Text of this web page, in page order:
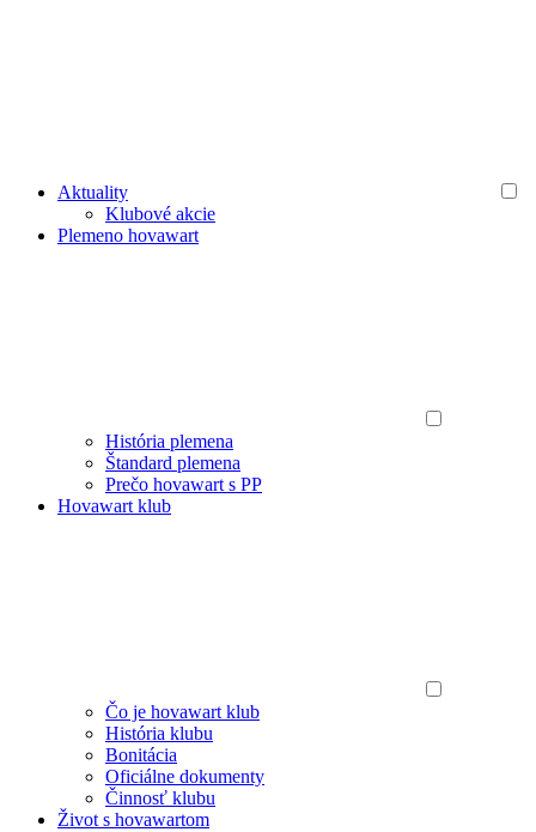
Aktuality
Klubové akcie
Plemeno hovawart
História plemena
Štandard plemena
Prečo hovawart s PP
Hovawart klub
Čo je hovawart klub
História klubu
Bonitácia
Oficiálne dokumenty
Činnosť klubu
Život s hovawartom